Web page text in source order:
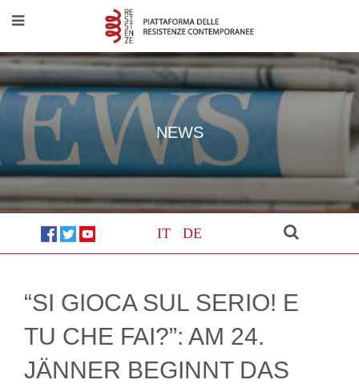
NEWS
IT DE
“SI GIOCA SUL SERIO! E
TU CHE FAI?”: AM 24.
JÄNNER BEGINNT DAS